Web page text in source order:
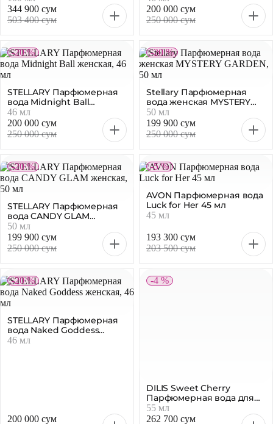
PIERRE CARDIN
Парфюмерная вода Palais
Bulles женская, 100 мл
100 мл
344 900 сум
503 400 сум
STELLARY Парфюмерная
вода Summer Orchid
женская, 46 мл
46 мл
200 000 сум
250 000 сум
-20 %
STELLARY Парфюмерная
вода Midnight Ball
женская, 46 мл
46 мл
-20 %
вода женская MYSTERY
GARDEN, 50 мл
50 мл
вода CANDY GLAM
AVON Парфюмерная вода
Luck for Her 45 мл